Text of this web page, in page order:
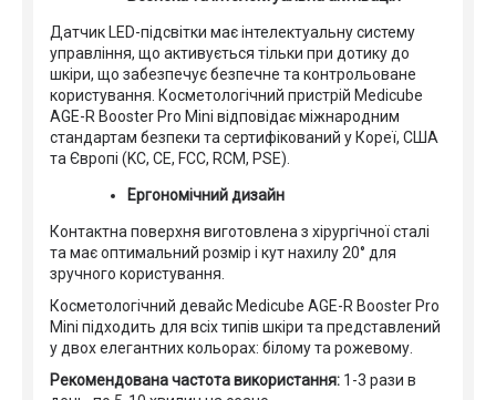
Датчик LED-підсвітки має інтелектуальну систему
управління, що активується тільки при дотику до
шкіри, що забезпечує безпечне та контрольоване
користування. Косметологічний пристрій Medicube
AGE-R Booster Pro Mini відповідає міжнародним
стандартам безпеки та сертифікований у Кореї, США
та Європі (KC, CE, FCC, RCM, PSE).
Ергономічний дизайн
Контактна поверхня виготовлена з хірургічної сталі
та має оптимальний розмір і кут нахилу 20° для
зручного користування.
Косметологічний девайс Medicube AGE-R Booster Pro
Mini підходить для всіх типів шкіри та представлений
у двох елегантних кольорах: білому та рожевому.
Рекомендована частота використання: 1-3 рази в